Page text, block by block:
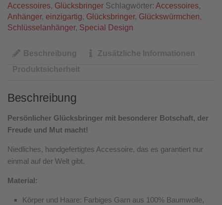
Accessoires, Glücksbringer Schlagwörter: Accessoires,
Anhänger, einzigartig, Glücksbringer, Glückswürmchen,
Schlüsselanhänger, Special Design
Beschreibung
Zusätzliche Informationen
Produktsicherheit
Beschreibung
Persönlicher Glücksbringer mit besonderer Botschaft, der
Freude und Mut macht!
Niedliches, handgefertigtes Accessoire, das es garantiert nur
einmal auf der Welt gibt.
Material:
Körper und Haare: Farbiges Garn aus 100% Baumwolle,